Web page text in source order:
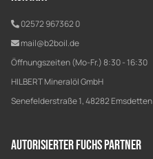
02572 967362 0
mail@b2boil.de
Öffnungszeiten (Mo-Fr.) 8:30 - 16:30
HILBERT Mineralöl GmbH
Senefelderstraße 1, 48282 Emsdetten
Autorisierter Fuchs Partner